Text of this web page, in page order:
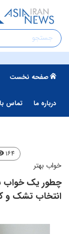
صفحه نخست
درباره ما تماس
۱۶۴
خواب بهتر
چطور یک خواب
انتخاب تشک و